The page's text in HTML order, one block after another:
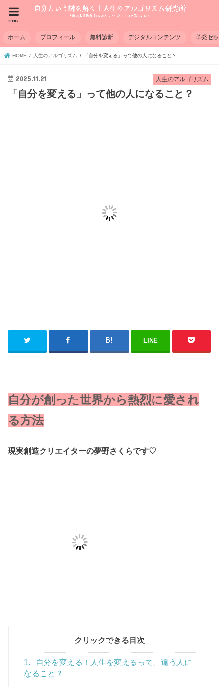
menu
ホーム プロフィール 無料診断 デジタルコンテンツ 単発セ
HOME 人生のアルゴリズム 「自分を変える」って他の人になること？
人生のアルゴリズム
2025.11.21
「自分を変える」って他の人になること？
LINE
自分が創った世界から熱烈に愛され
る方法
現実創造クリエイターの夢野さくらです♡
クリックできる目次
1.
自分を変える！人生を変えるって、違う人に
なること？